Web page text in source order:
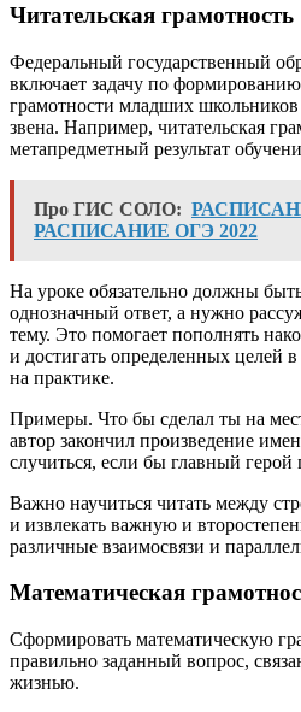
Читательская грамотность
Федеральный государственный
включает задачу по
грамотности младших
звена. Например, читательская
метапредметный результат
Про ГИС СОЛО:
РАСПИСАНИЕ ОГЭ 2022
На уроке обязательно должны быть
однозначный ответ, а нужно
тему. Это помогает пополнять
и достигать определенных целей
на практике.
Примеры. Что бы сделал ты на
автор закончил произведение
случиться, если бы главный герой
Важно научиться читать между
и извлекать важную и
различные взаимосвязи и
Математическая
Сформировать математическую
правильно заданный вопрос,
жизнью.